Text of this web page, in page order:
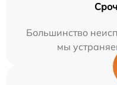
Большинство
мы